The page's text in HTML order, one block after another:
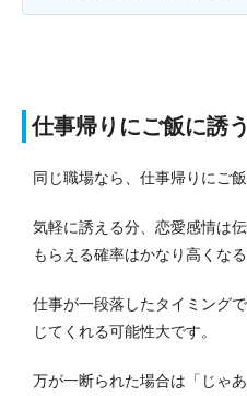
仕事帰りにご飯に誘う
同じ職場なら、仕事帰りにご
気軽に誘える分、恋愛感情は
もらえる確率はかなり高くなる
仕事が一段落したタイミング
じてくれる可能性大です。
万が一断られた場合は「じゃ